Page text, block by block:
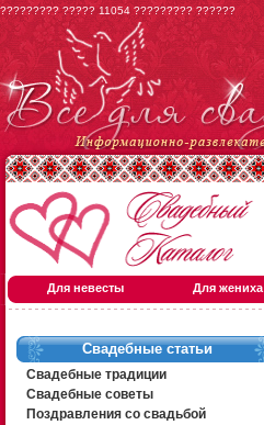
????????? ????? 11054 ????????? ??????
Для невесты Для жениха
Свадебные статьи
Свадебные традиции
Свадебные советы
Поздравления со свадьбой